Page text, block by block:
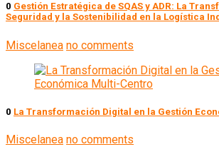
0 Gestión Estratégica de SQAS y ADR: La
Seguridad y la Sostenibilidad en la Logística
Miscelanea no comments
0 La Transformación Digital en la Gestión
Miscelanea no comments